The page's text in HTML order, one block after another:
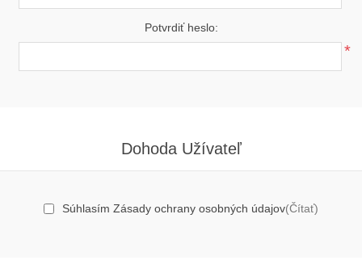
Potvrdiť heslo:
*
Dohoda Užívateľ
Súhlasím Zásady ochrany osobných údajov(Čítať)